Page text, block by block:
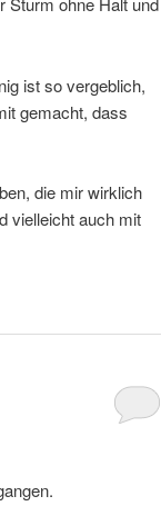
ist so vergeblich,
gemacht, dass
die mir wirklich
vielleicht auch mit